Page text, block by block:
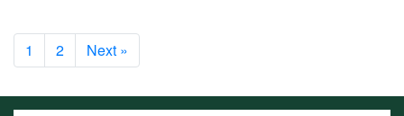
1 2 Next »